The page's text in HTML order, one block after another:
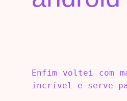
Enfim voltei com
incrível e serve